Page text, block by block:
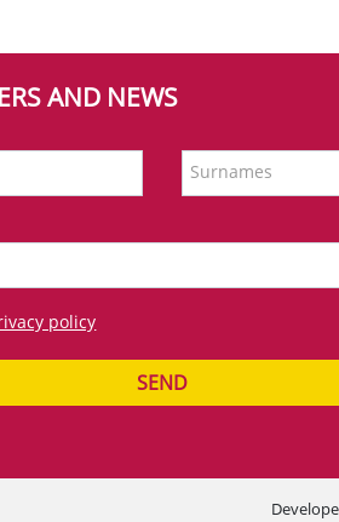
AND NEWS
Surnames
policy
SEND